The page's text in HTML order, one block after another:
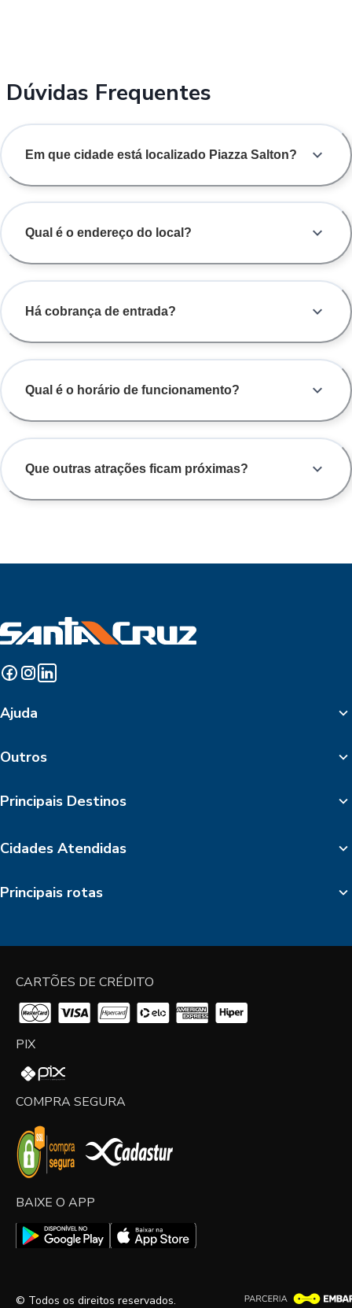
Dúvidas Frequentes
Em que cidade está localizado Piazza Salton?
Qual é o endereço do local?
Há cobrança de entrada?
Qual é o horário de funcionamento?
Que outras atrações ficam próximas?
Ajuda
Outros
Principais Destinos
Cidades Atendidas
Principais rotas
CARTÕES DE CRÉDITO
PIX
COMPRA SEGURA
BAIXE O APP
© Todos os direitos reservados.